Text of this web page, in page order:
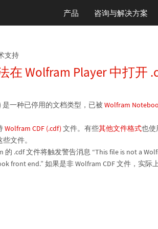
产品 咨询与解决方案
支持
在 Wolfram Player 中打开
是一种已停用的文档类型，已被Wolfram
Wolfram CDF (.cdf) 文件。有些其他文件格式也使
文件。
的 .cdf 文件将触发警告消息 “This file is not a
front end.” 如果是非 Wolfram CDF 文件，实际